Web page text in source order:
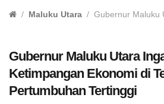
Maluku Utara Gubernur Maluku
Gubernur Maluku Utara
Ketimpangan Ekonomi di
Pertumbuhan Tertinggi